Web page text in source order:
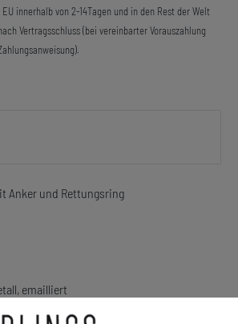
innerhalb von 2-14Tagen und in den Rest der Welt
Vertragsschluss (bei vereinbarter Vorauszahlung
Anker und Rettungsring
emailliert